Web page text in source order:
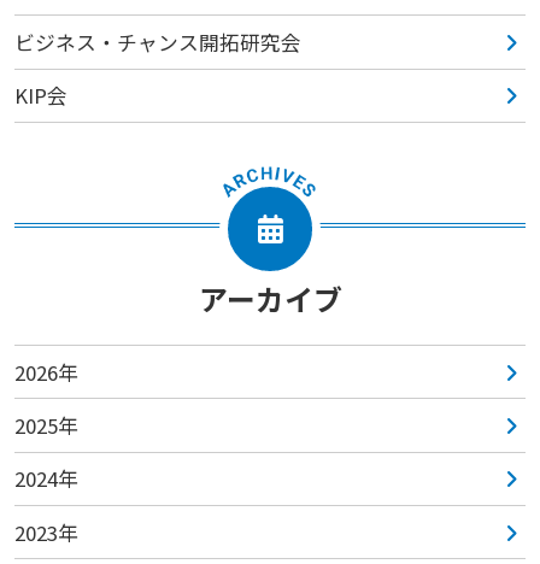
ビジネス・チャンス開拓研究会
KIP会
アーカイブ
2026年
2025年
2024年
2023年